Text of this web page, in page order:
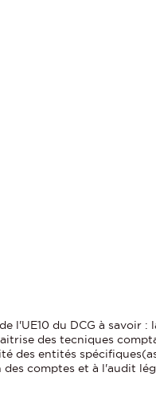
l'UE10 du DCG à savoir :
des tecniques
des entités
comptes et à l'audit